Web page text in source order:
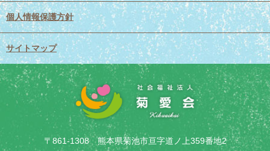
個人情報保護方針
サイトマップ
〒861-1308 熊本県菊池市亘字道ノ上359番地2